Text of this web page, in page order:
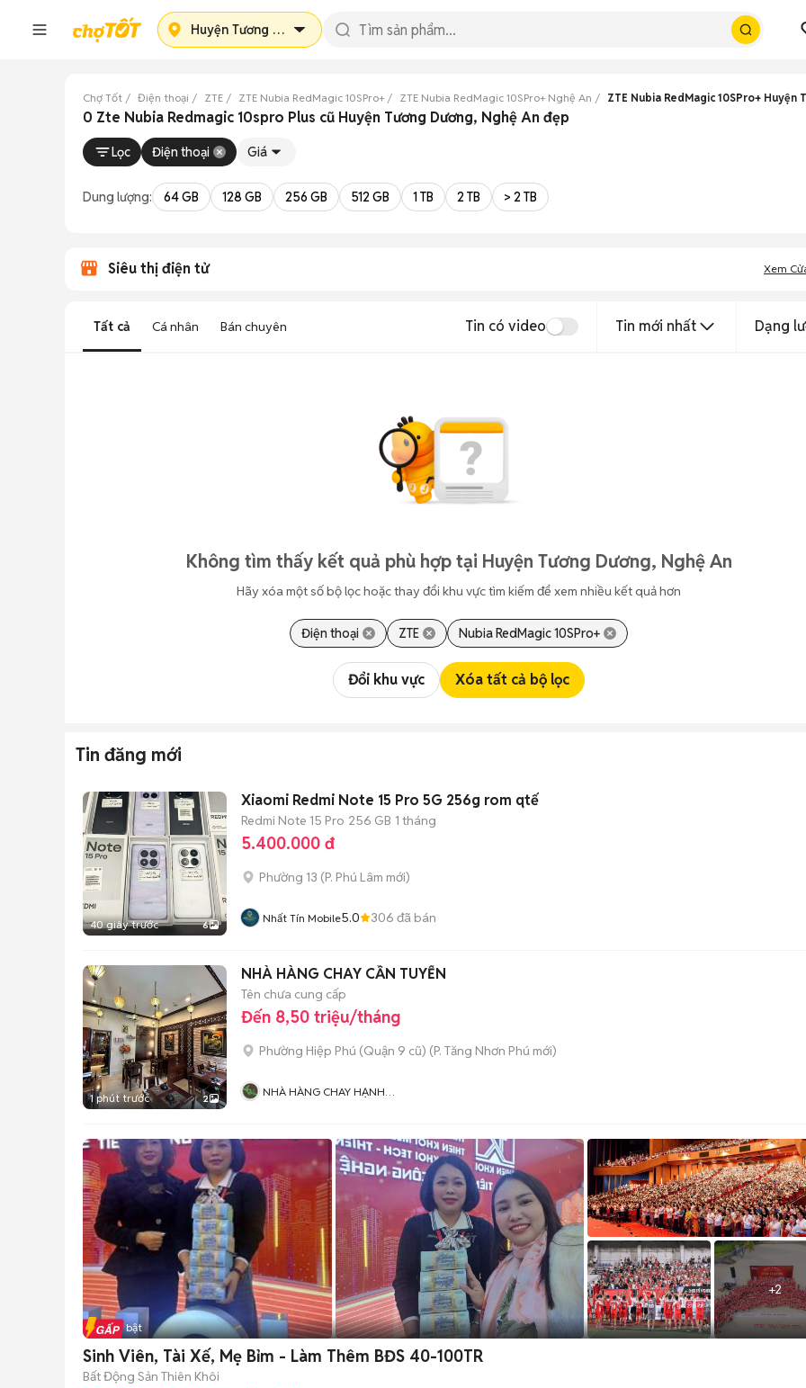
Huyện Tương Dương
Chợ Tốt Điện thoại ZTE ZTE Nubia RedMagic 10SPro+ ZTE Nubia RedMagic 10SPro+ Nghệ An ZTE Nubia RedMagic 10SPro+ Huyện
0 Zte Nubia Redmagic 10spro Plus cũ Huyện Tương Dương, Nghệ An đẹp
Lọc Điện thoại Giá
Dung lượng: 64 GB 128 GB 256 GB 512 GB 1 TB 2 TB > 2 TB
Siêu thị điện tử Xem
Tất cả Cá nhân Bán chuyên Tin có video Tin mới nhất Dạng
Không tìm thấy kết quả phù hợp tại Huyện Tương Dương, Nghệ An
Hãy xóa một số bộ lọc hoặc thay đổi khu vực tìm kiếm để xem nhiều kết quả hơn
Điện thoại ZTE Nubia RedMagic 10SPro+
Đổi khu vực Xóa tất cả bộ lọc
Tin đăng mới
40 giây trước 6
Xiaomi Redmi Note 15 Pro 5G 256g rom qtế
Redmi Note 15 Pro 256 GB 1 tháng
5.400.000 đ
Phường 13 (P. Phú Lâm mới)
Nhất Tín Mobile5.0 306 đã bán
1 phút trước 2
NHÀ HÀNG CHAY CẦN TUYỂN
Tên chưa cung cấp
Đến 8,50 triệu/tháng
Phường Hiệp Phú (Quận 9 cũ) (P. Tăng Nhơn Phú mới)
NHÀ HÀNG CHAY HẠNH
+2
Tin nổi bật
Sinh Viên, Tài Xế, Mẹ Bỉm - Làm Thêm BĐS 40-100TR
Bất Động Sản Thiên Khôi